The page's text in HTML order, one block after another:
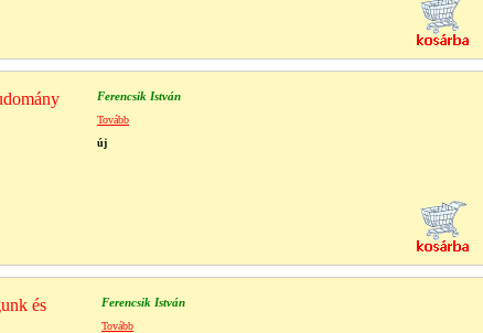
Ferencsik István
Tovább
új
és
Ferencsik István
Tovább